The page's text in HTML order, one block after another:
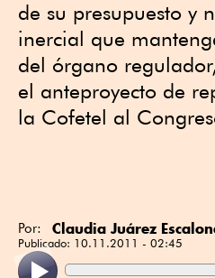
de su presupuesto y
inercial que
del órgano
el anteproyecto de
la Cofetel al
Por: Claudia Juárez
Publicado: 10.11.2011 - 02:45